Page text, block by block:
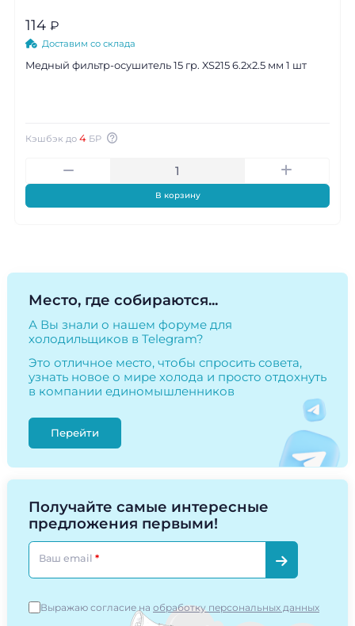
114 ₽
Доставим со склада
Медный фильтр-осушитель 15 гр. XS215 6.2х2.5 мм 1 шт
Кэшбэк до 4 БР
В корзину
Место, где собираются...
А Вы знали о нашем форуме для
холодильщиков в Telegram?
Это отличное место, чтобы спросить совета,
узнать новое о мире холода и просто отдохнуть
в компании единомышленников
Перейти
Получайте самые интересные
предложения первыми!
Ваш email
Выражаю согласие на обработку персональных данных